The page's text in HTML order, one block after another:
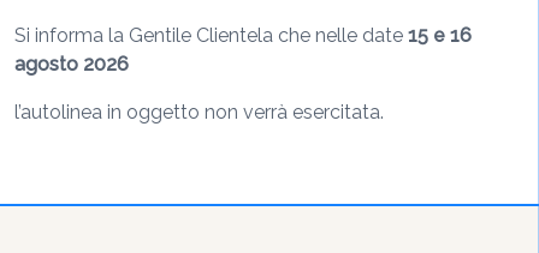
Si informa la Gentile Clientela che nelle date 15 e 16
agosto 2026
l’autolinea in oggetto non verrà esercitata.